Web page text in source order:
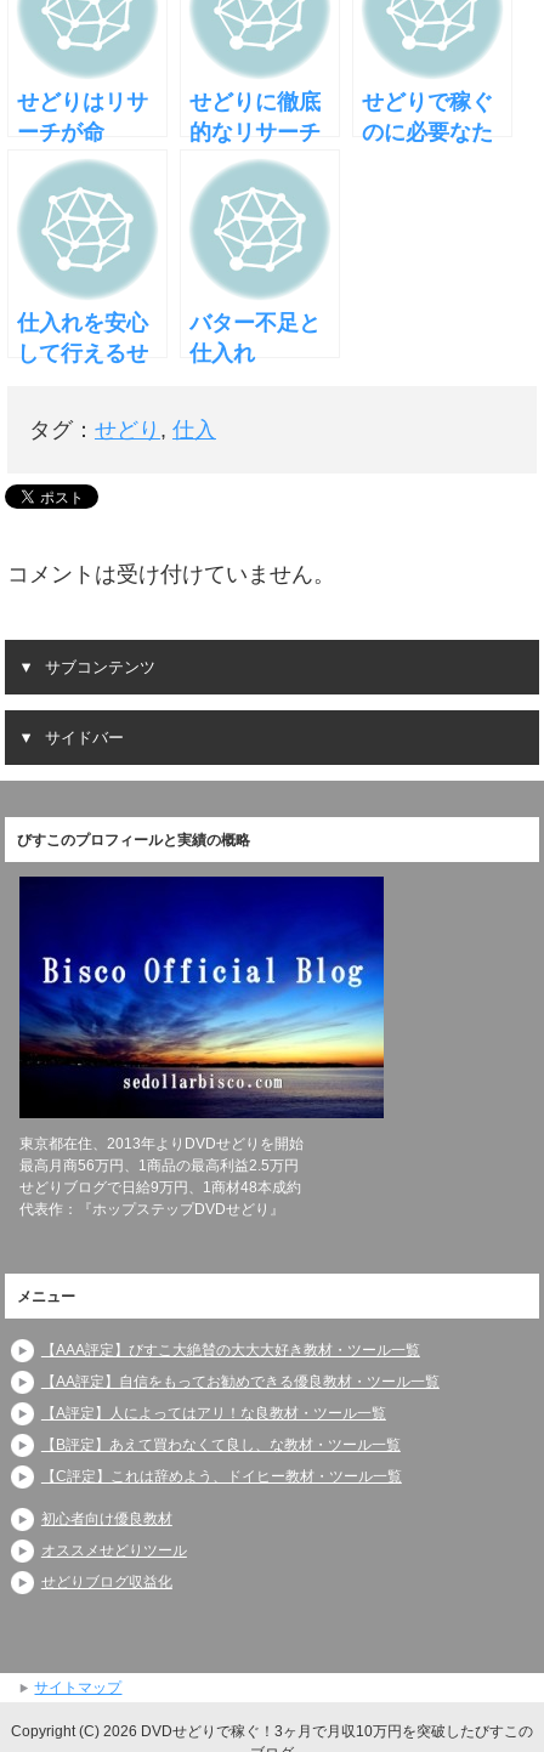
せどりはリサ
ーチが命
せどりに徹底
的なリサーチ
が欠かせない
理由
せどりで稼ぐ
のに必要なた
仕入れを安心
して行えるせ
バター不足と
仕入れ
タグ： せどり , 仕入
コメントは受け付けていません。
サブコンテンツ
サイドバー
びすこのプロフィールと実績の概略
東京都在住、2013年よりDVDせどりを開始
最高月商56万円、1商品の最高利益2.5万円
せどりブログで日給9万円、1商材48本成約
代表作：『ホップステップDVDせどり』
メニュー
【AAA評定】びすこ大絶賛の大大大好き教材・ツール一覧
【AA評定】自信をもってお勧めできる優良教材・ツール一覧
【A評定】人によってはアリ！な良教材・ツール一覧
【B評定】あえて買わなくて良し、な教材・ツール一覧
【C評定】これは辞めよう、ドイヒー教材・ツール一覧
初心者向け優良教材
オススメせどりツール
せどりブログ収益化
サイトマップ
Copyright (C) 2026 DVDせどりで稼ぐ！3ヶ月で月収10万円を突破したびすこの